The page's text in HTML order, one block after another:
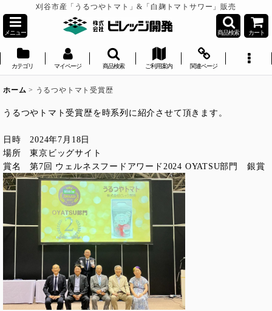
刈谷市産「うるつやトマト」&「白麹トマトサワー」販売
メニュー 商品検索 カート
カテゴリ マイページ 商品検索 ご利用案内 関連ページ
ホーム > うるつやトマト受賞歴
うるつやトマト受賞歴を時系列に紹介させて頂きます。
日時 2024年7月18日
場所 東京ビッグサイト
賞名 第7回 ウェルネスフードアワード2024 OYATSU部門 銀賞